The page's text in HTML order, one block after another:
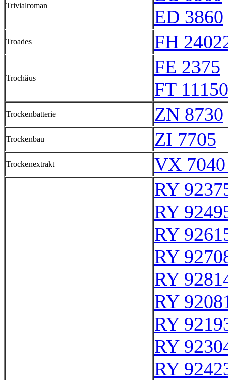
Trivialroman
ED 3860
Troades FH
Trochäus
FE 2375
FT 11150
Trockenbatterie ZN 8730
Trockenbau ZI 7705
Trockenextrakt
VX
RY
RY
RY
RY
RY
RY
RY
RY
RY